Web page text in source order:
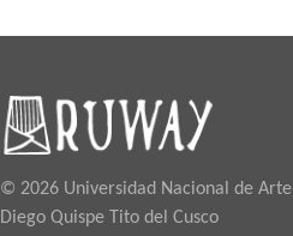
© 2026 Universidad Nacional de Arte
Diego Quispe Tito del Cusco